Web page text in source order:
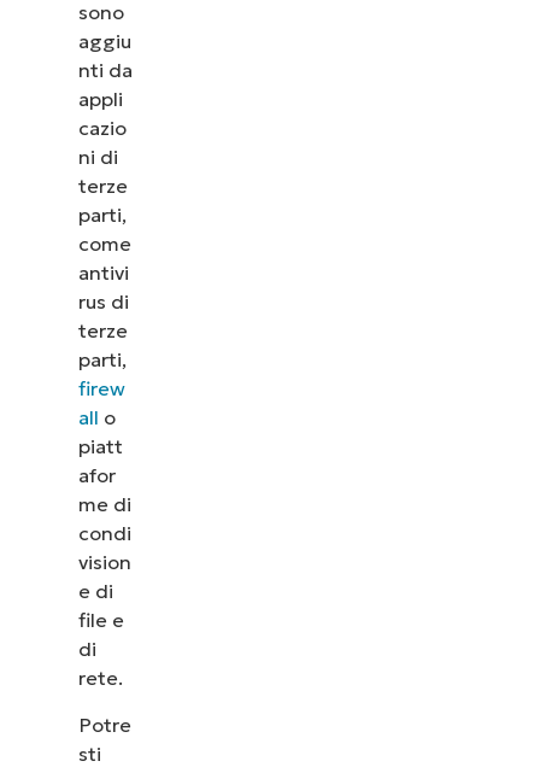
sono
aggiu
nti da
appli
cazio
ni di
terze
parti,
come
antivi
rus di
terze
parti,
firew
all o
piatt
afor
me di
condi
vision
e di
file e
di
rete.
Potre
sti